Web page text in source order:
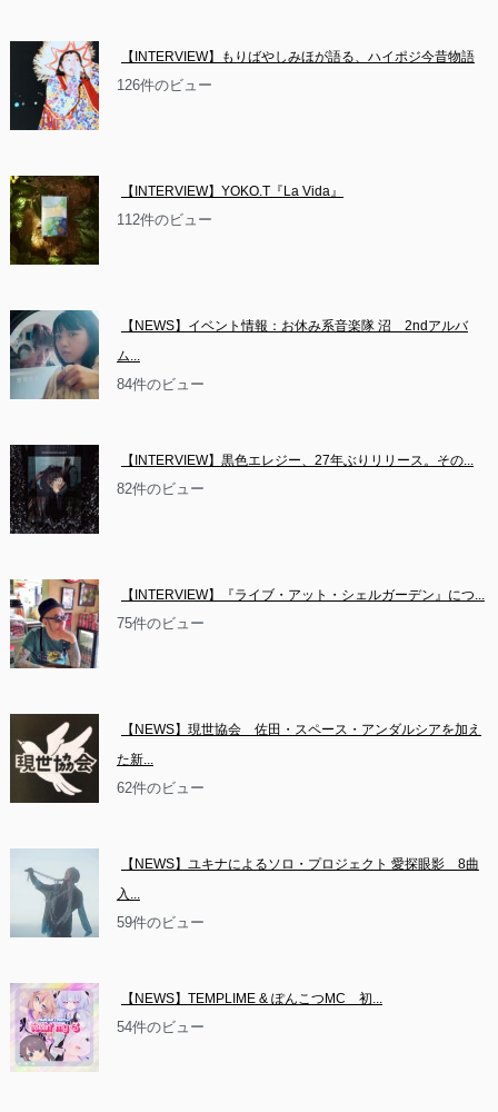
【INTERVIEW】もりばやしみほが語る、ハイポジ今昔物語
126件のビュー
【INTERVIEW】YOKO.T『La Vida』
112件のビュー
【NEWS】イベント情報：お休み系音楽隊 沼　2ndアルバ
ム...
84件のビュー
【INTERVIEW】黒色エレジー、27年ぶりリリース。その...
82件のビュー
【INTERVIEW】『ライブ・アット・シェルガーデン』につ...
75件のビュー
【NEWS】現世協会　佐田・スペース・アンダルシアを加え
た新...
62件のビュー
【NEWS】ユキナによるソロ・プロジェクト 愛探眼影　8曲
入...
59件のビュー
【NEWS】TEMPLIME & ぽんこつMC　初...
54件のビュー